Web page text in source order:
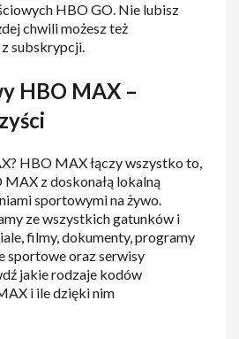
HBO GO. Nie lubisz
chwili możesz też
subskrypcji.
HBO MAX –
HBO MAX łączy wszystko to,
z doskonałą lokalną
sportowymi na żywo.
ze wszystkich gatunków i
filmy, dokumenty, programy
sportowe oraz serwisy
jakie rodzaje kodów
i ile dzięki nim